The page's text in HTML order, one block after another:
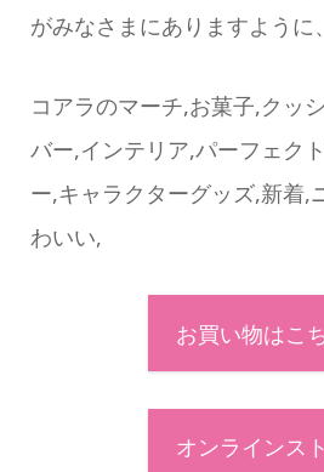
がみなさまにありますように
コアラのマーチ,お菓子,クッ
バー,インテリア,パーフェク
ー,キャラクターグッズ,新着,
わいい,
お買い物はこ
オンラインス